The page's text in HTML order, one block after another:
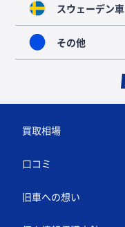
スウェーデン車
その他
買取相場
口コミ
旧車への想い